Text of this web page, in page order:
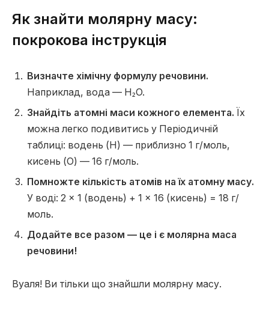
Як знайти молярну масу:
покрокова інструкція
Визначте хімічну формулу речовини.
Наприклад, вода — H₂O.
Знайдіть атомні маси кожного елемента. Їх
можна легко подивитись у Періодичній
таблиці: водень (H) — приблизно 1 г/моль,
кисень (O) — 16 г/моль.
Помножте кількість атомів на їх атомну масу.
У воді: 2 × 1 (водень) + 1 × 16 (кисень) = 18 г/
моль.
Додайте все разом — це і є молярна маса
речовини!
Вуаля! Ви тільки що знайшли молярну масу.